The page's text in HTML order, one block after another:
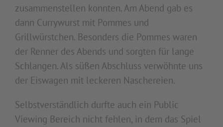
zusammenstellen konnten. Am Abend gab es
dann Currywurst mit Pommes und
Grillwürstchen. Besonders die Pommes waren
der Renner des Abends und sorgten für lange
Schlangen. Als süßen Abschluss verwöhnte uns
der Eiswagen mit leckeren Naschereien.
Selbstverständlich durfte auch ein Public
Viewing Bereich nicht fehlen, in dem das Spiel